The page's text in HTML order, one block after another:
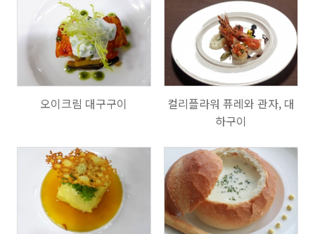
801
오이크림 대구구이
1002
컬리플라워 퓨레와 관자, 대
하구이
694 754